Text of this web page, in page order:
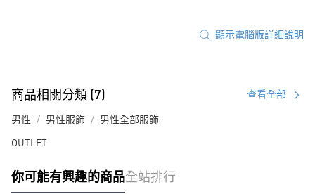
顯示電腦版詳細說明
商品相關分類 (7) 查看全部
男性 男性服飾 男性全部服飾
OUTLET
你可能有興趣的商品全站排行